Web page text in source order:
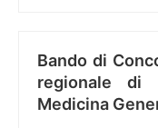
Bando di
regionale di
Medicina